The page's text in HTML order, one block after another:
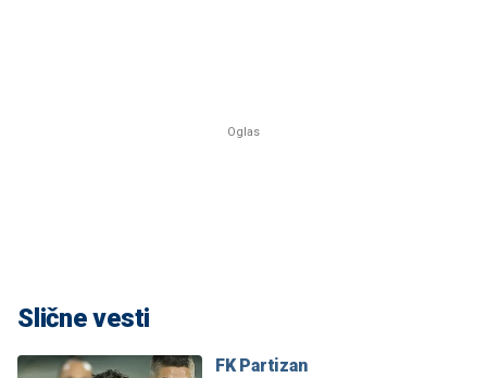
Slične vesti
FK Partizan